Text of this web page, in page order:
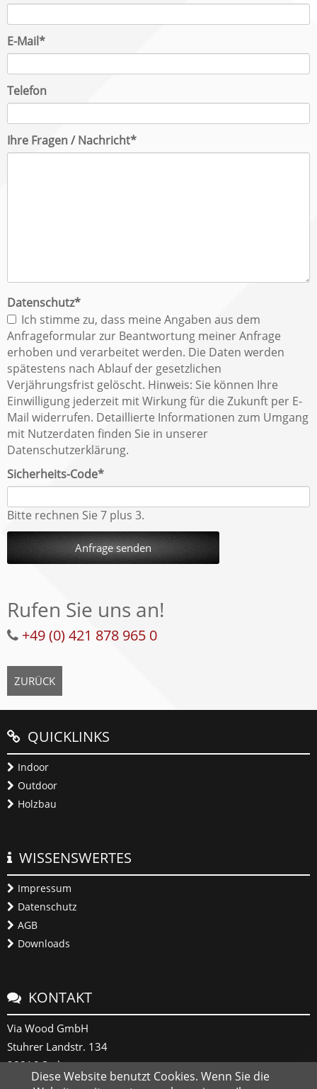
Pflichtfeld
E-Mail*
Telefon
Pflichtfeld
Ihre Fragen / Nachricht*
Pflichtfeld
Datenschutz*
Ich stimme zu, dass meine Angaben aus dem
Anfrageformular zur Beantwortung meiner Anfrage
erhoben und verarbeitet werden. Die Daten werden
spätestens nach Ablauf der gesetzlichen
Verjährungsfrist gelöscht. Hinweis: Sie können Ihre
Einwilligung jederzeit mit Wirkung für die Zukunft per E-
Mail widerrufen. Detaillierte Informationen zum Umgang
mit Nutzerdaten finden Sie in unserer
Datenschutzerklärung.
Pflichtfeld
Sicherheits-Code*
Bitte rechnen Sie 7 plus 3.
Anfrage senden
Rufen Sie uns an!
+49 (0) 421 878 965 0
ZURÜCK
QUICKLINKS
Indoor
Outdoor
Holzbau
WISSENSWERTES
Impressum
Datenschutz
AGB
Downloads
KONTAKT
Via Wood GmbH
Stuhrer Landstr. 134
28816 Stuhr
Diese Website benutzt Cookies. Wenn Sie die